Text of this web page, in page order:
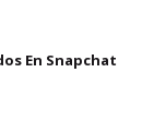
En Snapchat